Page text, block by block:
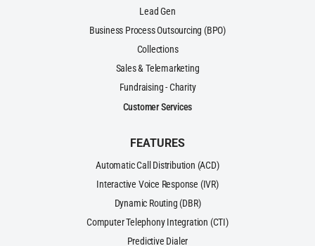
Lead Gen
Business Process Outsourcing (BPO)
Collections
Sales & Telemarketing
Fundraising - Charity
Customer Services
FEATURES
Automatic Call Distribution (ACD)
Interactive Voice Response (IVR)
Dynamic Routing (DBR)
Computer Telephony Integration (CTI)
Predictive Dialer